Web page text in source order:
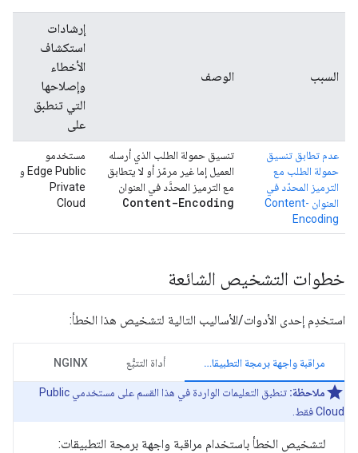
السبب الوصف
إرشادات
استكشاف
الأخطاء
وإصلاحها
التي تنطبق
على
عدم تطابق تنسيق
حمولة الطلب مع
الترميز المحدّد في
العنوان Content-
Encoding
تنسيق حمولة الطلب الذي أرسله
العميل إما غير مرمّز أو لا يتطابق
مع الترميز المحدَّد في العنوان
Content-Encoding
مستخدمو
Edge Public و
Private
Cloud
خطوات التشخيص الشائعة
استخدِم إحدى الأدوات/الأساليب التالية لتشخيص هذا الخطأ:
مراقبة واجهة برمجة التطبيقات أداة التتبُّع NGINX
ملاحظة:
تنطبق التعليمات الواردة في هذا القسم على مستخدمي Public
Cloud فقط.
لتشخيص الخطأ باستخدام مراقبة واجهة برمجة التطبيقات: